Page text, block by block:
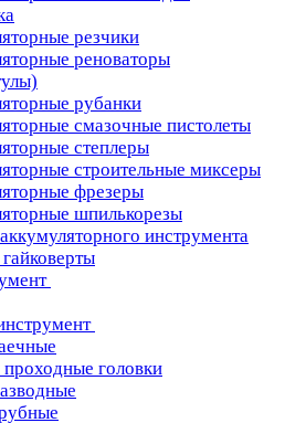
резчики
реноваторы
рубанки
смазочные пистолеты
степлеры
строительные миксеры
фрезеры
шпилькорезы
инструмента
головки